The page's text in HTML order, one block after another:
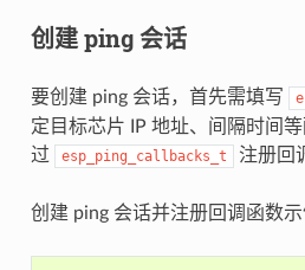
创建 ping 会话
要创建 ping 会话，首先需填写
定目标芯片 IP 地址、间隔时间
过
esp_ping_callbacks_t 注册回
创建 ping 会话并注册回调函数示